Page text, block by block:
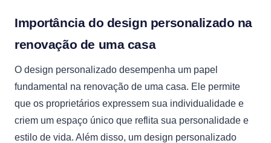
Importância do design personalizado na
renovação de uma casa
O design personalizado desempenha um papel
fundamental na renovação de uma casa. Ele permite
que os proprietários expressem sua individualidade e
criem um espaço único que reflita sua personalidade e
estilo de vida. Além disso, um design personalizado